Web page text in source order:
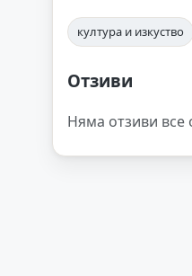
култура и изкуство
Отзиви
Няма отзиви